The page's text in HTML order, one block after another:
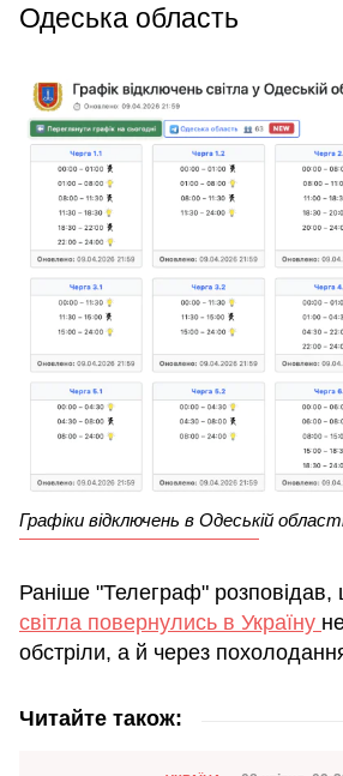
Одеська область
Графіки відключень в Одеській
Раніше "Телеграф" розповідав,
світла повернулись в Україну
обстріли, а й через
Читайте також: